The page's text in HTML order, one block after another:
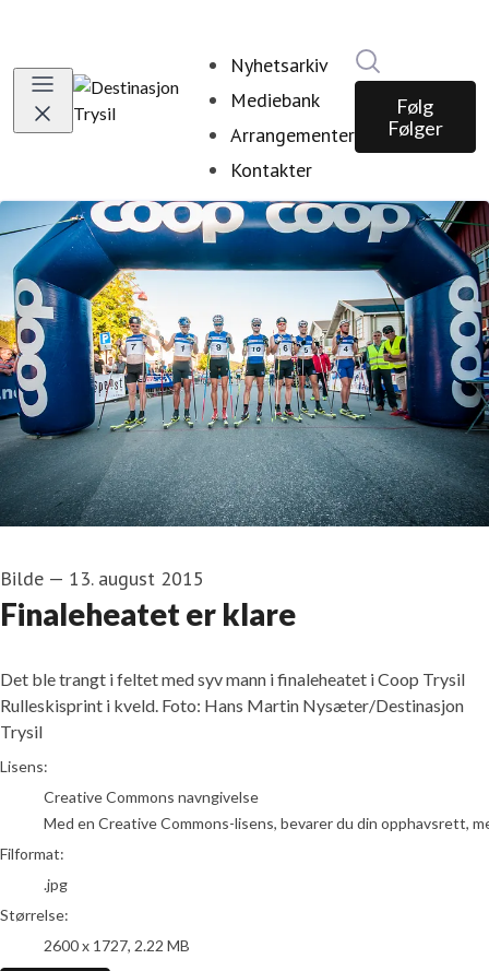
Nyhetsarkiv
Mediebank
Arrangementer
Kontakter
Følg
Følger
Bilde — 13. august 2015
Finaleheatet er klare
Det ble trangt i feltet med syv mann i finaleheatet i Coop Trysil
Rulleskisprint i kveld. Foto: Hans Martin Nysæter/Destinasjon
Trysil
go to media item
Lisens:
Creative Commons navngivelse
Med en Creative Commons-lisens, bevarer du din opphavsrett,
Filformat:
.jpg
Størrelse:
2600 x 1727, 2.22 MB